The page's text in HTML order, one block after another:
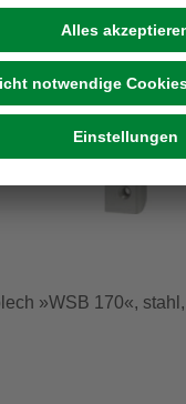
»WSB 170«,